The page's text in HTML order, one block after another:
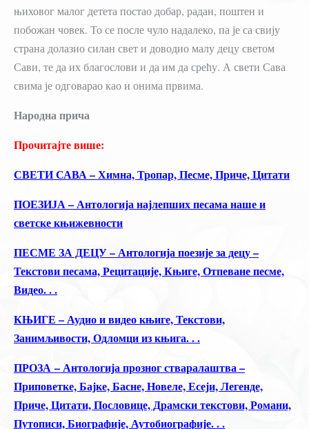
њиховог малог детета постао добар, радан, поштен и
побожан човек. То се после чуло надалеко, па је са свију
страна долазио силан свет и доводио малу децу светом
Сави, те да их благослови и да им да срећу. А свети Сава
свима је одговарао као и онима првима.
Народна прича
Прочитајте више:
СВЕТИ САВА – Химна, Тропар, Песме, Приче, Цитати
ПОЕЗИЈА – Антологија најлепших песама наше и
светске књижевности
ПЕСМЕ ЗА ДЕЦУ – Антологија поезије за децу –
Текстови песама, Рецитације, Књиге, Отпеване песме,
Видео. . .
КЊИГЕ – Аудио и видео књиге, Текстови,
Занимљивости, Одломци из књига. . .
ПРОЗА – Антологија прозног стваралаштва –
Приповетке, Бајке, Басне, Новеле, Есеји, Легенде,
Приче, Цитати, Пословице, Драмски текстови, Романи,
Путописи, Биографије, Аутобиографије. . .